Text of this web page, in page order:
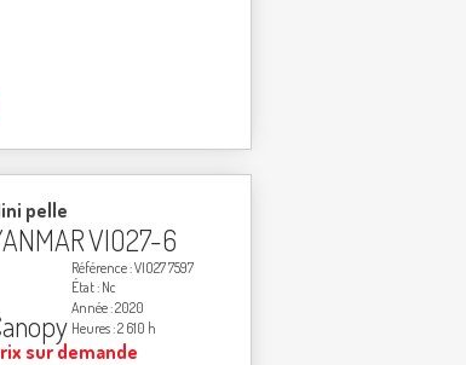
pelle
VIO27-6
Référence VIO27 7597
État Nc
Année 2020
Heures 2 610 h
sur demande